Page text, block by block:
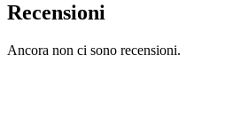
Recensioni
Ancora non ci sono recensioni.